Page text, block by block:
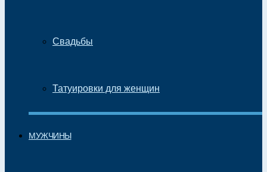
Свадьбы
Татуировки для женщин
МУЖЧИНЫ